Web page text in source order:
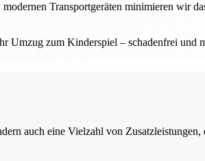
Transportgeräten minimieren wir
Umzug zum Kinderspiel – schadenfrei und
auch eine Vielzahl von